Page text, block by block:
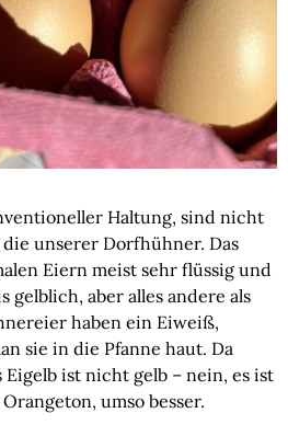
Haltung, sind nicht
unserer Dorfhühner. Das
Eiern meist sehr flüssig und
gelblich, aber alles andere als
haben ein Eiweiß,
sie in die Pfanne haut. Da
ist nicht gelb – nein, es ist
umso besser.